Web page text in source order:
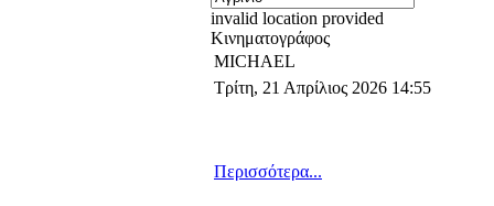
invalid location provided
Κινηματογράφος
MICHAEL
Τρίτη, 21 Απρίλιος 2026 14:55
Περισσότερα...